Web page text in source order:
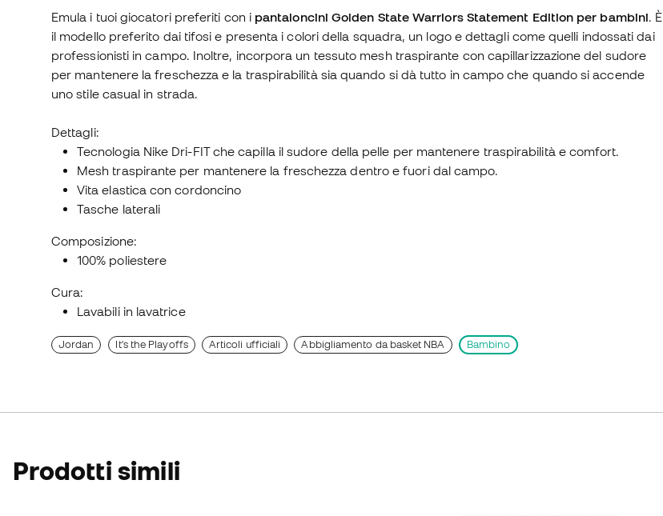
Emula i tuoi giocatori preferiti con i pantaloncini Golden State Warriors Statement Edition per bambini. È
il modello preferito dai tifosi e presenta i colori della squadra, un logo e dettagli come quelli indossati dai
professionisti in campo. Inoltre, incorpora un tessuto mesh traspirante con capillarizzazione del sudore
per mantenere la freschezza e la traspirabilità sia quando si dà tutto in campo che quando si accende
uno stile casual in strada.
Dettagli:
Tecnologia Nike Dri-FIT che capilla il sudore della pelle per mantenere traspirabilità e comfort.
Mesh traspirante per mantenere la freschezza dentro e fuori dal campo.
Vita elastica con cordoncino
Tasche laterali
Composizione:
100% poliestere
Cura:
Lavabili in lavatrice
Jordan It's the Playoffs Articoli ufficiali Abbigliamento da basket NBA Bambino
Prodotti simili